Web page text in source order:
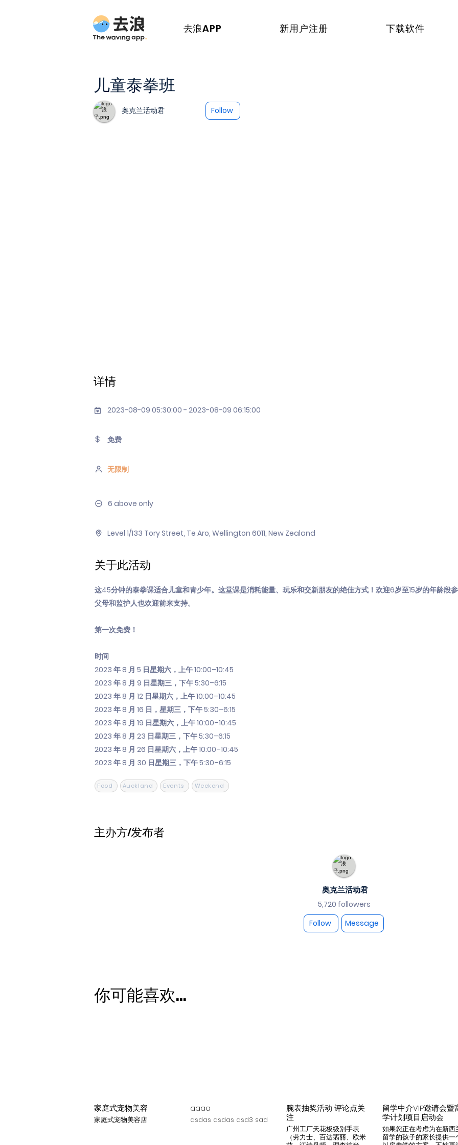
去浪APP 新用户注册 下载软件
儿童泰拳班
奥克兰活动君 Follow
详情
2023-08-09 05:30:00 - 2023-08-09 06:15:00
免费
无限制
6 above only
Level 1/133 Tory Street, Te Aro, Wellington 6011, New Zealand
关于此活动
这45分钟的泰拳课适合儿童和青少年。这堂课是消耗能量、玩乐和交新朋友的绝佳方式！欢迎6岁至15岁的年龄段参
父母和监护人也欢迎前来支持。
第一次免费！
时间
2023 年 8 月 5 日星期六，上午 10:00–10:45
2023 年 8 月 9 日星期三，下午 5:30–6:15
2023 年 8 月 12 日星期六，上午 10:00–10:45
2023 年 8 月 16 日，星期三，下午 5:30–6:15
2023 年 8 月 19 日星期六，上午 10:00–10:45
2023 年 8 月 23 日星期三，下午 5:30–6:15
2023 年 8 月 26 日星期六，上午 10:00–10:45
2023 年 8 月 30 日星期三，下午 5:30–6:15
Food Auckland Events Weekend
主办方/发布者
奥克兰活动君
5,720 followers
Follow
Message
你可能喜欢...
家庭式宠物美容
家庭式宠物美容店
aaaa
asdas asdas asd3 sad
腕表抽奖活动 评论点关
注
广州工厂天花板级别手表
（劳力士、百达翡丽、欧米
留学中介VIP邀请会暨
学计划项目启动会
如果您正在考虑为在新西
留学的孩子的家长提供一